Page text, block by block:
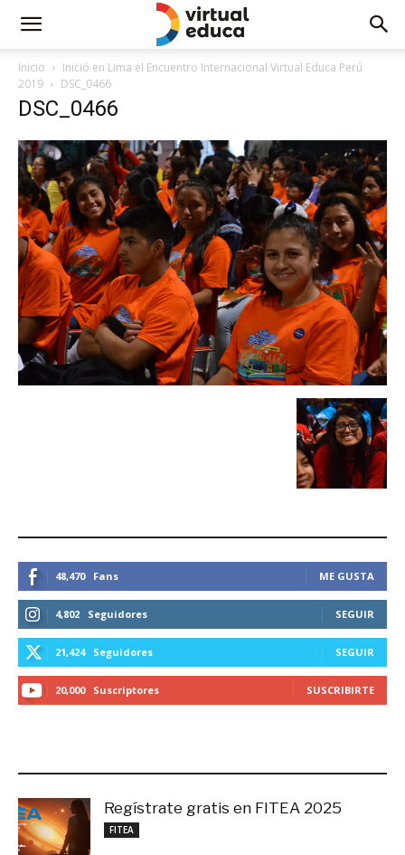
Inicio
Inició en Lima el Encuentro Internacional Virtual Educa Perú
2019
DSC_0466
DSC_0466
48,470 Fans ME GUSTA
4,802 Seguidores SEGUIR
21,424 Seguidores SEGUIR
20,000 Suscriptores SUSCRIBIRTE
Regístrate gratis en FITEA 2025
FITEA